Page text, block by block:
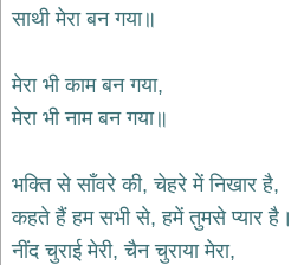
हनुमान
bhajans
साईं
bhajans
जैन
भजन
साथी मेरा बन गया॥
मेरा भी काम बन गया,
मेरा भी नाम बन गया॥
भक्ति से साँवरे की, चेहरे में निखार है,
कहते हैं हम सभी से, हमें तुमसे प्यार है।
नींद चुराई मेरी, चैन चुराया मेरा,